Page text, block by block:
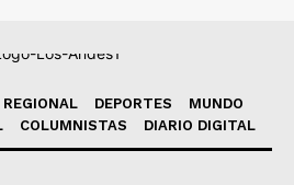
REGIONAL DEPORTES
MUNDO
COLUMNISTAS DIARIO DIGITAL